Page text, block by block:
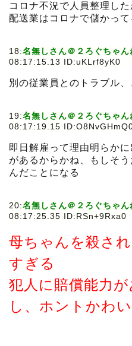
コロナ不況で人員整理した
配送業はコロナで儲かって
18:名無しさん＠２ろぐちゃん
08:17:15.13 ID:uKLrf8yK0
別の従業員とのトラブル
19:名無しさん＠２ろぐちゃん
08:17:19.15
即日解雇って理由明らか
があるからかね、もしそ
んだことになる
20:名無しさん＠２ろぐちゃん
08:17:25.35 ID:RSn+9Rxa0
母ちゃんを殺さ
すぎる
犯人に賠償能力
し、ホントかわ